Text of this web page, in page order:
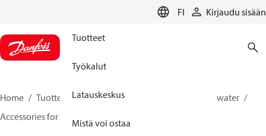
FI Kirjaudu sisään
Tuotteet
Työkalut
Latauskeskus
Mistä voi ostaa
Home Tuotteet High pressure pumps
Industrial water
Accessories for industrial water